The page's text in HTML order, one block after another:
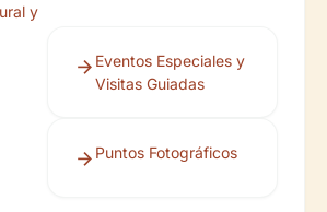
y
Eventos Especiales y
Visitas Guiadas
Puntos Fotográficos